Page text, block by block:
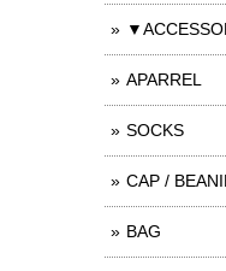
APARREL
SOCKS
CAP /
BAG